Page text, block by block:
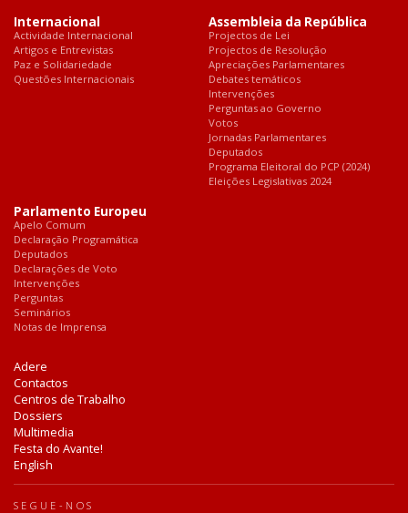
Internacional
Actividade Internacional
Artigos e Entrevistas
Paz e Solidariedade
Questões Internacionais
Assembleia da República
Projectos de Lei
Projectos de Resolução
Apreciações Parlamentares
Debates temáticos
Intervenções
Perguntas ao Governo
Votos
Jornadas Parlamentares
Deputados
Programa Eleitoral do PCP (2024)
Eleições Legislativas 2024
Parlamento Europeu
Apelo Comum
Declaração Programática
Deputados
Declarações de Voto
Intervenções
Perguntas
Seminários
Notas de Imprensa
Adere
Contactos
Centros de Trabalho
Dossiers
Multimedia
Festa do Avante!
English
SEGUE-NOS